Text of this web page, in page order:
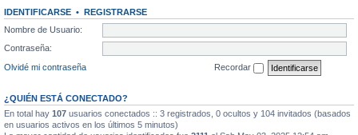
IDENTIFICARSE • REGISTRARSE
Nombre de Usuario:
Contraseña:
Olvidé mi contraseña
Recordar
¿QUIÉN ESTÁ CONECTADO?
En total hay 107 usuarios conectados :: 3 registrados, 0 ocultos y 104 invitados (basados
en usuarios activos en los últimos 5 minutos)